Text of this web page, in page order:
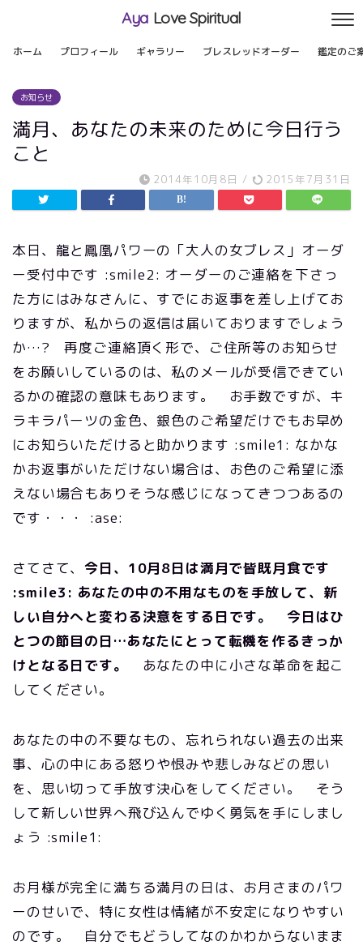
Aya Love Spiritual
ホーム プロフィール ギャラリー ブレスレッドオーダー 鑑定のご
お知らせ
満月、あなたの未来のために今日行う
こと
2014年10月8日 / 2015年7月31日
本日、龍と鳳凰パワーの「大人の女ブレス」オーダ
ー受付中です :smile2: オーダーのご連絡を下さっ
た方にはみなさんに、すでにお返事を差し上げてお
りますが、私からの返信は届いておりますでしょう
か…? 再度ご連絡頂く形で、ご住所等のお知らせ
をお願いしているのは、私のメールが受信できてい
るかの確認の意味もあります。 お手数ですが、キ
ラキラパーツの金色、銀色のご希望だけでもお早め
にお知らいただけると助かります :smile1: なかな
かお返事がいただけない場合は、お色のご希望に添
えない場合もありそうな感じになってきつつあるの
です・・・ :ase:
さてさて、今日、10月8日は満月で皆既月食です
:smile3: あなたの中の不用なものを手放して、新
しい自分へと変わる決意をする日です。 今日はひ
とつの節目の日…あなたにとって転機を作るきっか
けとなる日です。
あなたの中に小さな革命を起こ
してください。
あなたの中の不要なもの、忘れられない過去の出来
事、心の中にある怒りや恨みや悲しみなどの思い
を、思い切って手放す決心をしてください。 そう
して新しい世界へ飛び込んでゆく勇気を手にしまし
ょう :smile1:
お月様が完全に満ちる満月の日は、お月さまのパワ
ーのせいで、特に女性は情緒が不安定になりやすい
のです。 自分でもどうしてなのかわからないまま